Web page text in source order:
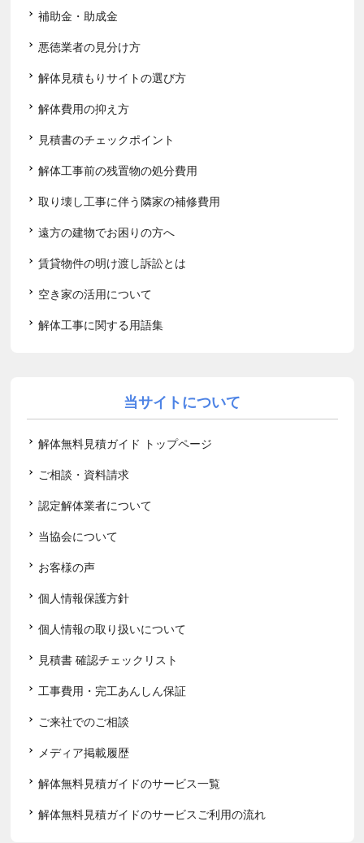
補助金・助成金
悪徳業者の見分け方
解体見積もりサイトの選び方
解体費用の抑え方
見積書のチェックポイント
解体工事前の残置物の処分費用
取り壊し工事に伴う隣家の補修費用
遠方の建物でお困りの方へ
賃貸物件の明け渡し訴訟とは
空き家の活用について
解体工事に関する用語集
当サイトについて
解体無料見積ガイド トップページ
ご相談・資料請求
認定解体業者について
当協会について
お客様の声
個人情報保護方針
個人情報の取り扱いについて
見積書 確認チェックリスト
工事費用・完工あんしん保証
ご来社でのご相談
メディア掲載履歴
解体無料見積ガイドのサービス一覧
解体無料見積ガイドのサービスご利用の流れ